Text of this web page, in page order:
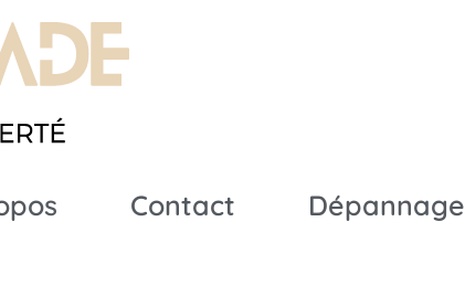
Contact Dépannage